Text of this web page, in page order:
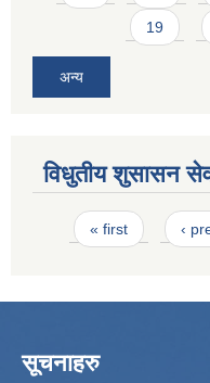
19
अन्य
विधुतीय शुसासन
Pages
« first ‹
सूचनाहरु